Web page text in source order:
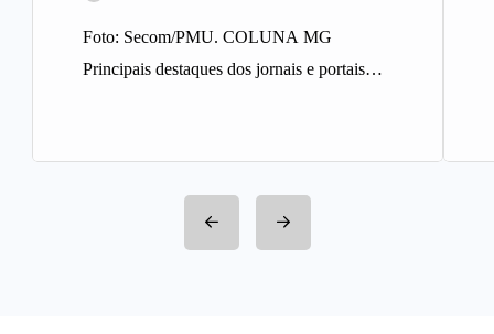
Foto: Secom/PMU. COLUNA MG
Principais destaques dos jornais e portais